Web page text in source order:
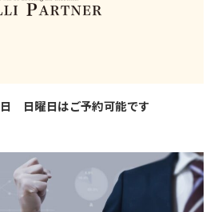
日曜日はご予約可能です